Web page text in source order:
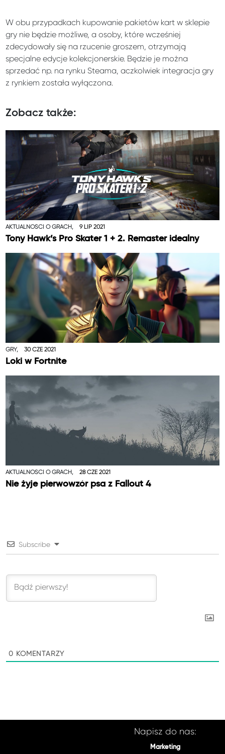
W obu przypadkach kupowanie pakietów kart w sklepie
gry nie będzie możliwe, a osoby, które wcześniej
zdecydowały się na rzucenie groszem, otrzymają
specjalne edycje kolekcjonerskie. Będzie je można
sprzedać np. na rynku Steama, aczkolwiek integracja gry
z rynkiem została wyłączona.
Zobacz także:
AKTUALNOŚCI O GRACH, 9 LIP 2021
Tony Hawk’s Pro Skater 1 + 2. Remaster idealny
GRY, 30 CZE 2021
Loki w Fortnite
AKTUALNOŚCI O GRACH, 28 CZE 2021
Nie żyje pierwowzór psa z Fallout 4
Subscribe
0 KOMENTARZY
Napisz do nas:
Marketing